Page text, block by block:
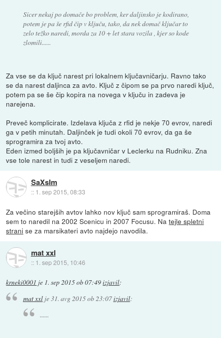
Sicer nekaj po domače bo problem, ker daljinsko je kodirano,
potem je pa še rfid čip v ključu, tako, da nek domač ključar to
zelo težko naredi, morda za 10 + let stara vozila , kjer so kode
zlomili......
Za vse se da ključ narest pri lokalnem ključavničarju. Ravno tako
se da narest daljinca za avto. Ključ z čipom se pa prvo naredi ključ,
potem pa se še čip kopira na novega v ključu in zadeva je
narejena.
Preveč komplicirate. Izdelava ključa z rfid je nekje 70 evrov, naredi
ga v petih minutah. Daljinček je tudi okoli 70 evrov, da ga še
sprogramira za tvoj avto.
Eden izmed boljših je pa ključavničar v Leclerku na Rudniku. Zna
vse tole narest in tudi z veseljem naredi.
SaXsIm
:: 1. sep 2015, 08:33
Za večino starejših avtov lahko nov ključ sam sprogramiraš. Doma
sem to naredil na 2002 Scenicu in 2007 Focusu. Natejle spletni
strani se za marsikateri avto najdejo navodila.
mat xxl
:: 1. sep 2015, 10:46
krneki0001 je 1. sep 2015 ob 07:49izjavil:
mat xxlje31. avg 2015 ob 23:07izjavil:
......